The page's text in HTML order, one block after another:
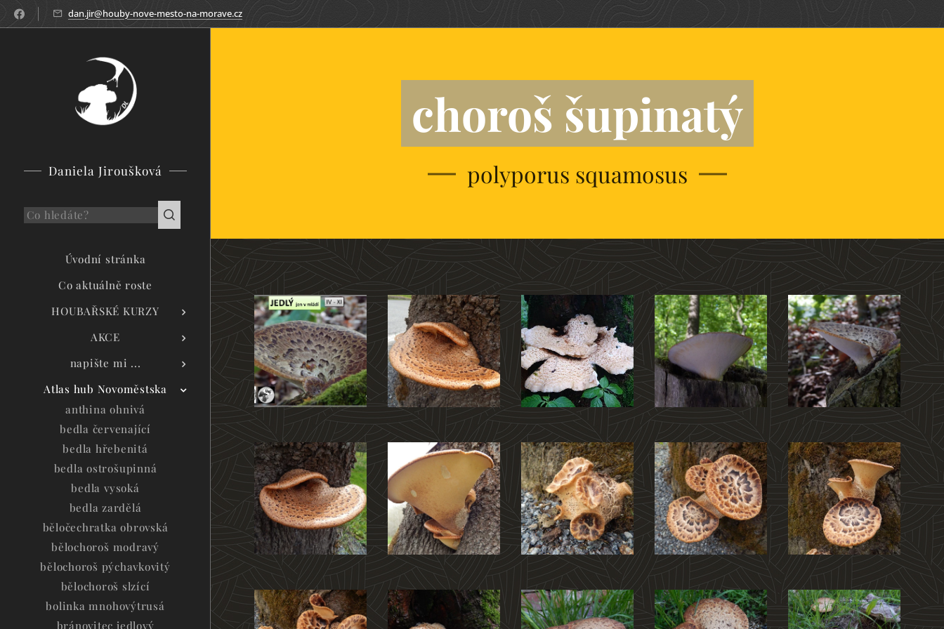
dan.jir@houby-nove-mesto-na-morave.cz
Daniela Jiroušková
Úvodní stránka
Co aktuálně roste
HOUBAŘSKÉ KURZY
AKCE
napište mi ...
Atlas hub Novoměstska
anthina ohnivá
bedla červenající
bedla hřebenitá
bedla ostrošupinná
bedla vysoká
bedla zardělá
běločechratka obrovská
bělochoroš modravý
bělochoroš pýchavkovitý
bělochoroš slzící
bolinka mnohovýtrusá
bránovitec jedlový
choroš šupinatý
polyporus squamosus